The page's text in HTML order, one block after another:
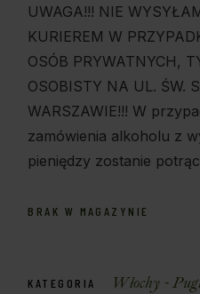
UWAGA!!! NIE
KURIEREM W
OSÓB PRYWATNYCH,
OSOBISTY NA UL. ŚW.
WARSZAWIE!!! W
zamówienia alkoholu z
pieniędzy zostanie
BRAK W MAGAZYNIE
KATEGORIA Włochy -